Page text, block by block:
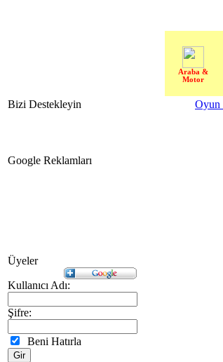
Araba &
Motor
Bizi Destekleyin
Google Reklamları
Üyeler
Kullanıcı Adı:
Şifre:
Beni Hatırla
Oyun